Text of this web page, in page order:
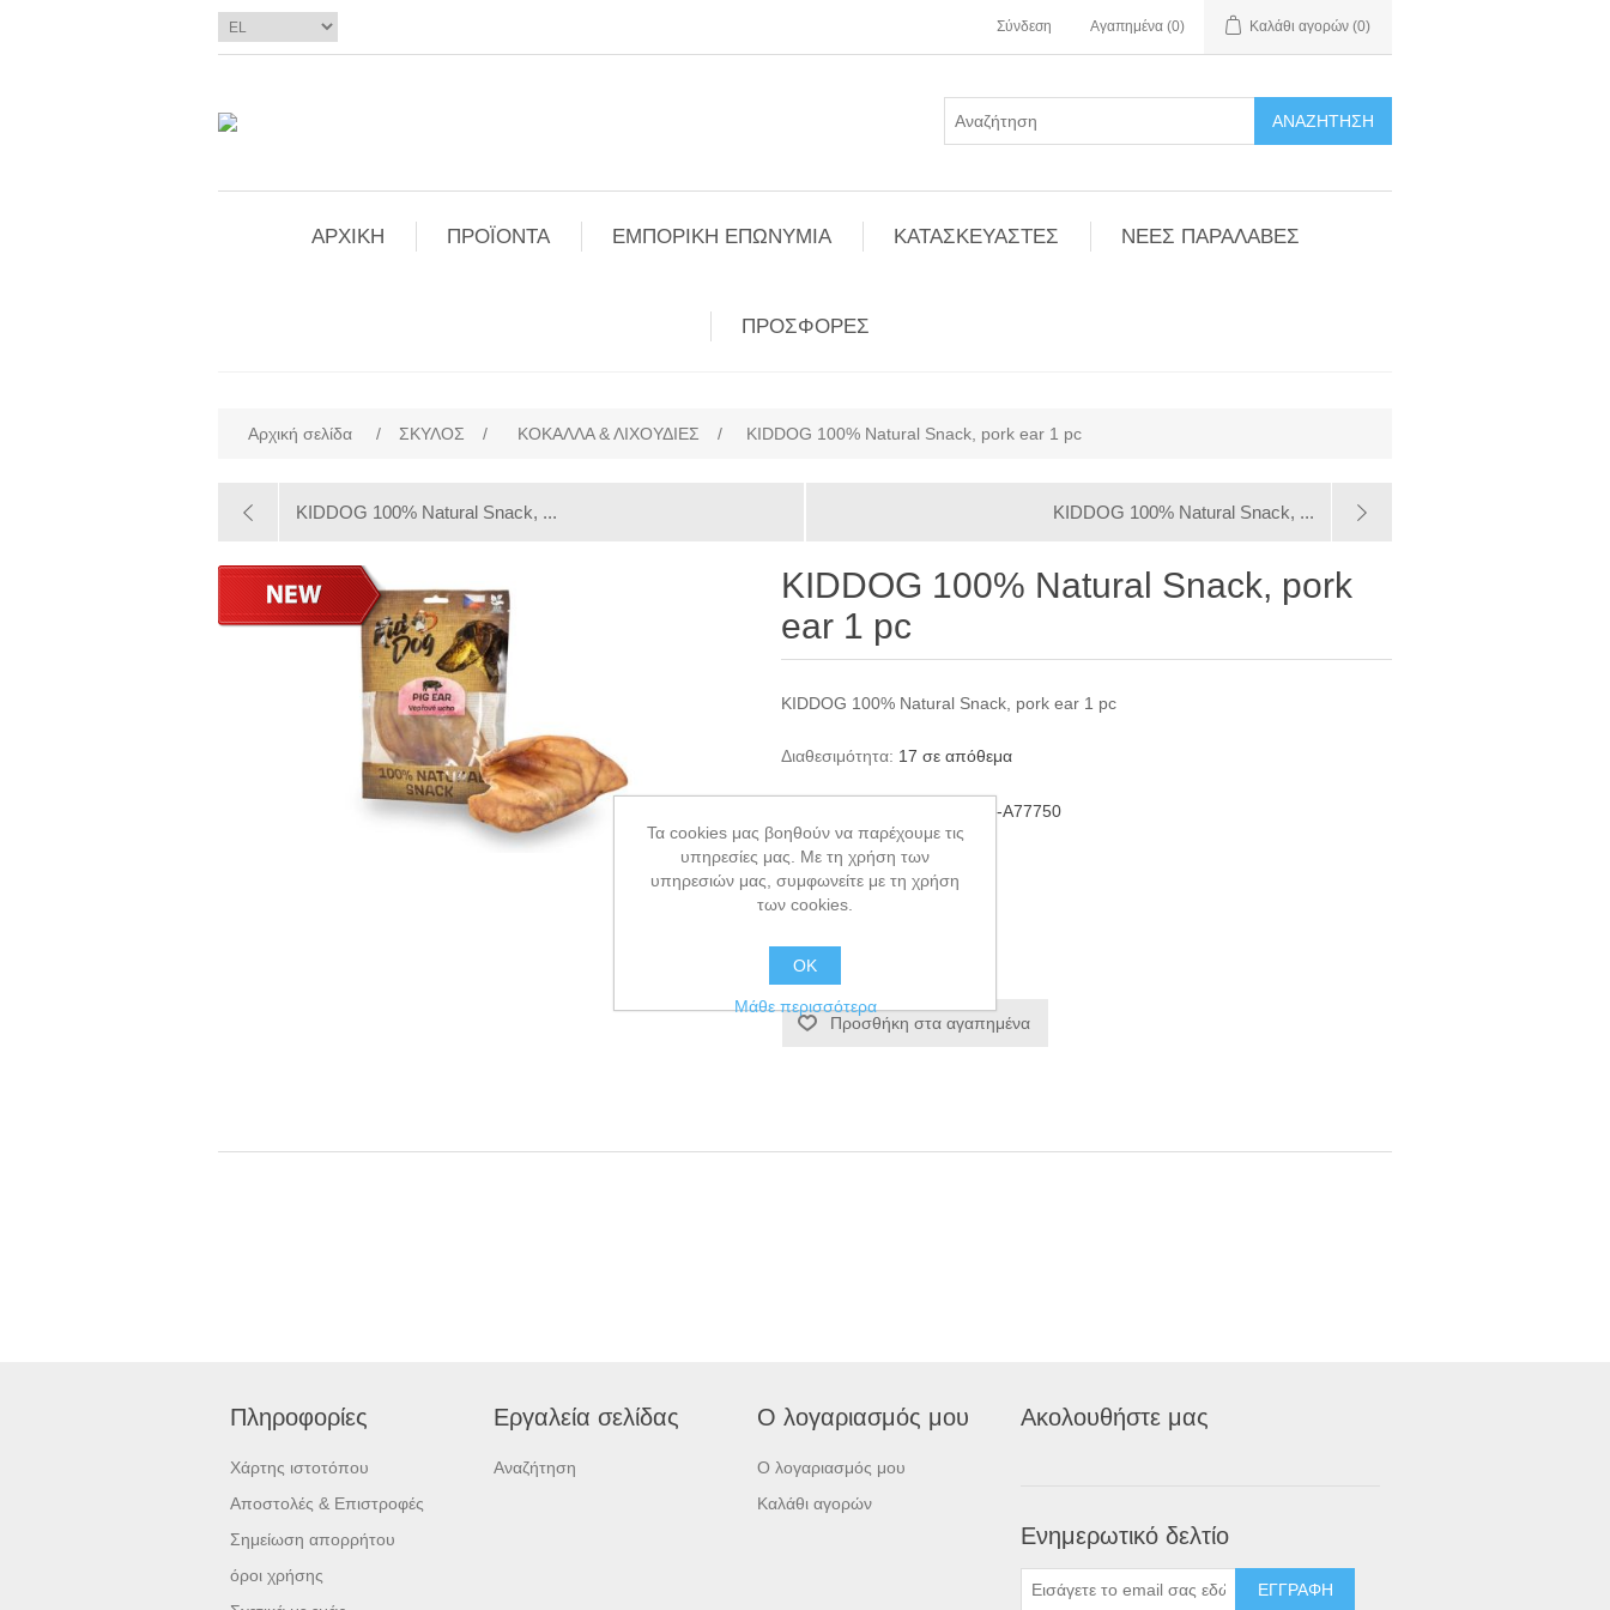
Σύνδεση Αγαπημένα (0) Καλάθι αγορών (0)
ΑΝΑΖΉΤΗΣΗ
ΑΡΧΙΚΗ ΠΡΟΪΟΝΤΑ ΕΜΠΟΡΙΚΗ ΕΠΩΝΥΜΙΑ ΚΑΤΑΣΚΕΥΑΣΤΕΣ ΝΕΕΣ ΠΑΡΑΛΑΒΕΣ
ΠΡΟΣΦΟΡΕΣ
Αρχική σελίδα / ΣΚΥΛΟΣ / ΚΟΚΑΛΛΑ & ΛΙΧΟΥΔΙΕΣ / KIDDOG 100% Natural Snack, pork ear 1 pc
KIDDOG 100% Natural Snack, ... KIDDOG 100% Natural Snack, ...
KIDDOG 100% Natural Snack, pork
ear 1 pc
KIDDOG 100% Natural Snack, pork ear 1 pc
Διαθεσιμότητα: 17 σε απόθεμα
KID-A77750
GTIN: 8596410777509
€3,30
Προσθήκη στα αγαπημένα
Πληροφορίες
Χάρτης ιστοτόπου
Αποστολές & Επιστροφές
Σημείωση απορρήτου
όροι χρήσης
Εργαλεία σελίδας
Αναζήτηση
Ο λογαριασμός μου
Ο λογαριασμός μου
Καλάθι αγορών
Ακολουθήστε μας
Ενημερωτικό δελτίο
ΕΓΓΡΑΦΉ
Τα cookies μας βοηθούν να παρέχουμε τις
υπηρεσίες μας. Με τη χρήση των
υπηρεσιών μας, συμφωνείτε με τη χρήση
των cookies.
ΟΚ
Μάθε περισσότερα